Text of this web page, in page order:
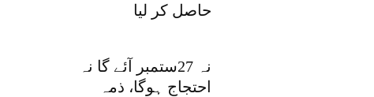
حاصل کر لیا
نہ 27ستمبر آئے گا نہ
احتجاج ہوگا، ذمہ